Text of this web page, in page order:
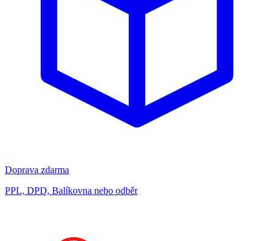
Doprava zdarma
PPL, DPD, Balíkovna nebo odběr